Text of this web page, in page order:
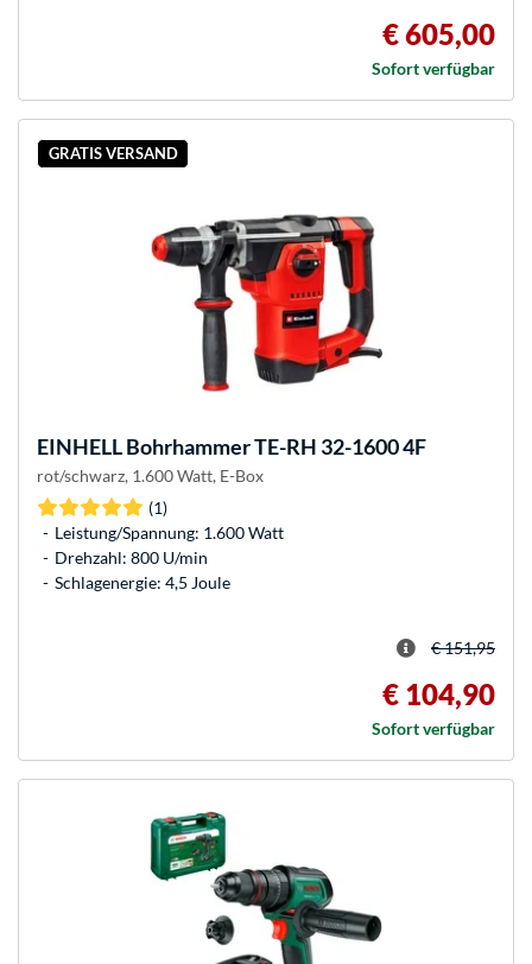
€ 605,00
Sofort verfügbar
GRATIS VERSAND
EINHELLBohrhammer TE-RH 32-1600 4F
rot/schwarz, 1.600 Watt, E-Box
(1)
Leistung/Spannung: 1.600 Watt
Drehzahl: 800 U/min
Schlagenergie: 4,5 Joule
€ 151,95
€ 104,90
Sofort verfügbar